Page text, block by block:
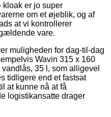
kloak er jo super
om et øjeblik, og af
at vi kontrollerer
vare.
muligheden for dag-til-dag
Wavin 315 x 160
35 l, som alligevel
tidligere end et fastsat
at kunne nå at få
logistikansatte drager